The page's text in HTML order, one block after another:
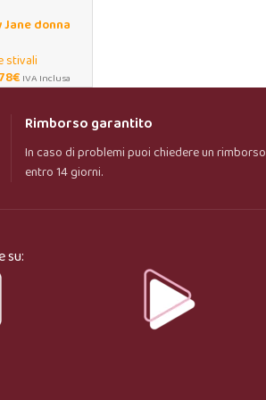
Jane donna
stivali
€ IVA Inclusa
Rimborso garantito
In caso di problemi puoi chiedere un rimborso
entro 14 giorni.
su: